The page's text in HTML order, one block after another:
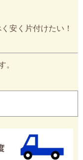
安く片付けたい！
。